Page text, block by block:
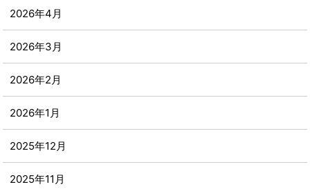
2026年4月
2026年3月
2026年2月
2026年1月
2025年12月
2025年11月